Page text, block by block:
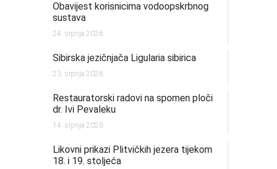
Obavijest korisnicima vodoopskrbnog
sustava
24. srpnja 2026.
Sibirska jezičnjača Ligularia sibirica
23. srpnja 2026.
Restauratorski radovi na spomen ploči
dr. Ivi Pevaleku
14. srpnja 2026.
Likovni prikazi Plitvičkih jezera tijekom
18. i 19. stoljeća